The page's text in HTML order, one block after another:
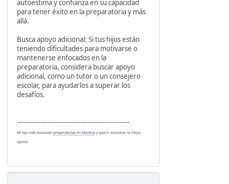
autoestima y confianza en su capacidad
para tener éxito en la preparatoria y más
allá.
Busca apoyo adicional: Si tus hijos están
teniendo dificultades para motivarse o
mantenerse enfocados en la
preparatoria, considera buscar apoyo
adicional, como un tutor o un consejero
escolar, para ayudarlos a superar los
desafíos.
-------------------------------------------------------
Mi hijo está buscando preparatorias en Morelos y quiere encontrar la mejor
opción.